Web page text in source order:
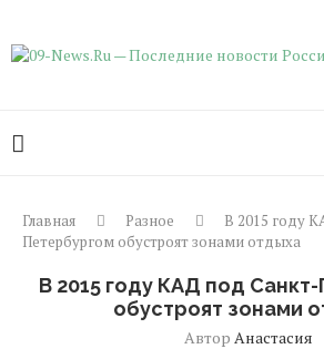
Главная Разное
В 2015 году
Петербургом обустроят зонами отдыха
В 2015 году КАД под
обустроят зонами
Автор Анастасия